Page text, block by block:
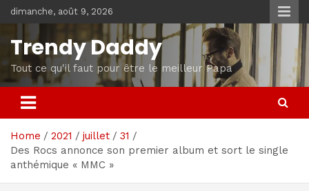
Skip
to
content
dimanche, août 9, 2026
Trendy Daddy
Tout ce qu'il faut pour être le meilleur Papa
Home 2021 juillet
31
Des Rocs annonce son premier album et sort le single
anthémique « MMC »